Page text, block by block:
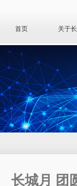
关于
首页
长城月 团